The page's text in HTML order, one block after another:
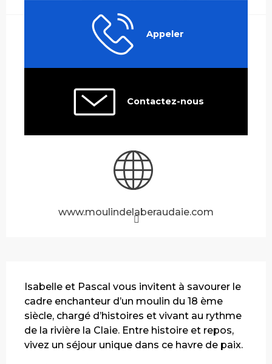
Appeler
Contactez-nous
www.moulindelaberaudaie.com
Isabelle et Pascal vous invitent à savourer le
cadre enchanteur d’un moulin du 18 ème
siècle, chargé d’histoires et vivant au rythme
de la rivière la Claie. Entre histoire et repos,
vivez un séjour unique dans ce havre de paix.